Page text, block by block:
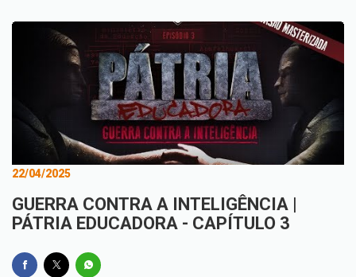
22/04/2025
GUERRA CONTRA A INTELIGÊNCIA |
PÁTRIA EDUCADORA - CAPÍTULO 3